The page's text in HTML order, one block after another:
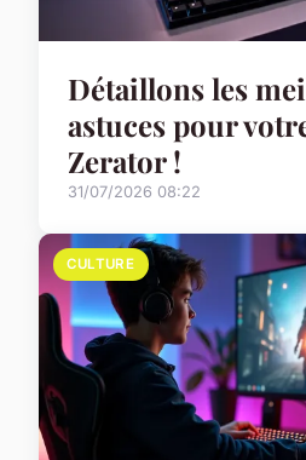
Détaillons les
astuces pour
Zerator !
31/07/2026 08:22
CULTURE